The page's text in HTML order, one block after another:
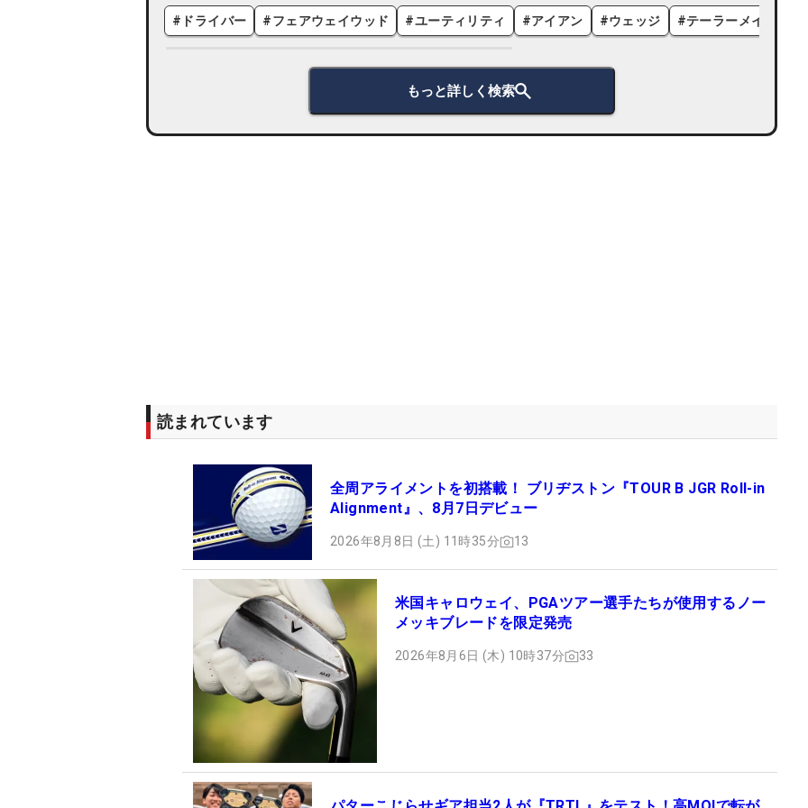
# ドライバー #フェアウェイウッド #ユーティリティ #アイアン #ウェッジ #テーラーメイド
もっと詳しく検索
読まれています
全周アライメントを初搭載！ ブリヂストン『TOUR B JGR Roll-in
Alignment』、8月7日デビュー
2026年8月8日 (土) 11時35分 13
米国キャロウェイ、PGAツアー選手たちが使用するノー
メッキブレードを限定発売
2026年8月6日 (木) 10時37分 33